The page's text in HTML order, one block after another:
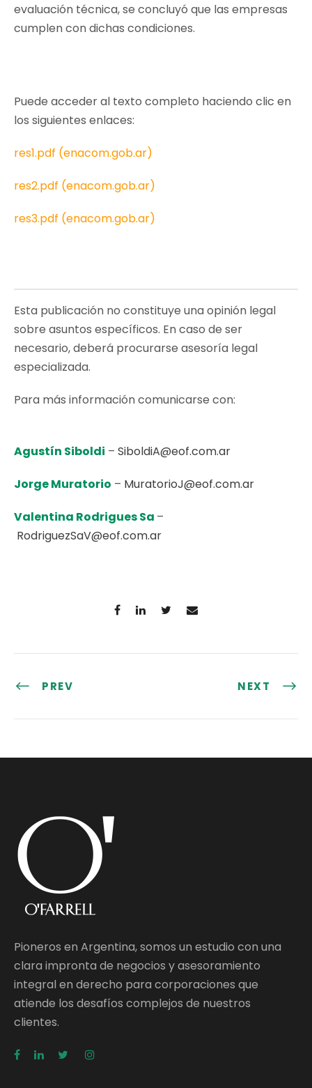
evaluación técnica, se concluyó que las empresas
cumplen con dichas condiciones.
Puede acceder al texto completo haciendo clic en
los siguientes enlaces:
res1.pdf (enacom.gob.ar)
res2.pdf (enacom.gob.ar)
res3.pdf (enacom.gob.ar)
Esta publicación no constituye una opinión legal
sobre asuntos específicos. En caso de ser
necesario, deberá procurarse asesoría legal
especializada.
Para más información comunicarse con:
Agustín Siboldi – SiboldiA@eof.com.ar
Jorge Muratorio – MuratorioJ@eof.com.ar
Valentina Rodrigues Sa –
RodriguezSaV@eof.com.ar
PREV NEXT
Pioneros en Argentina, somos un estudio con una
clara impronta de negocios y asesoramiento
integral en derecho para corporaciones que
atiende los desafíos complejos de nuestros
clientes.